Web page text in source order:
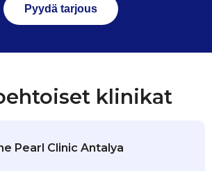
Pyydä tarjous
klinikat
Pearl Clinic Antalya